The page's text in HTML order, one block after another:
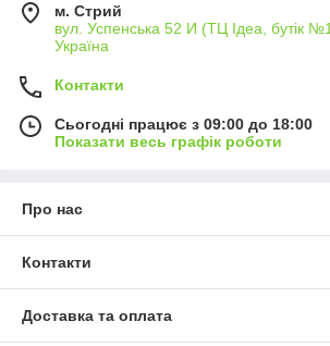
м. Стрий
вул. Успенська 52 И (ТЦ Ідеа, бутік
Україна
Контакти
Сьогодні працює з 09:00 до 18:00
Показати весь графік роботи
Про нас
Контакти
Доставка та оплата